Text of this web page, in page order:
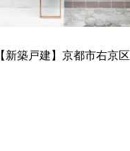
【新築戸建】京都市右京区